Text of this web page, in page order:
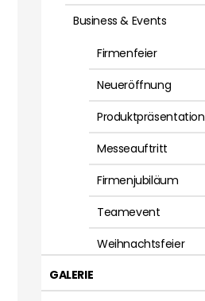
Business & Events
Firmenfeier
Neueröffnung
Produktpräsentation
Messeauftritt
Firmenjubiläum
Teamevent
Weihnachtsfeier
GALERIE